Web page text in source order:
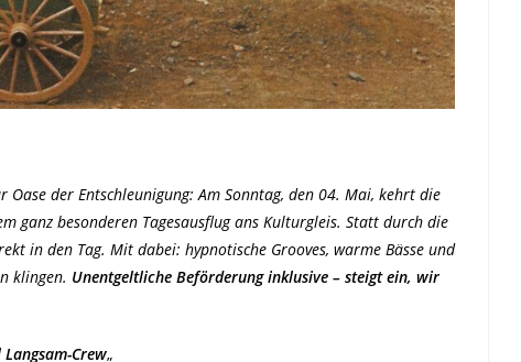
der Entschleunigung: Am Sonntag, den 04. Mai, kehrt die
ganz besonderen Tagesausflug ans Kulturgleis. Statt durch die
in den Tag. Mit dabei: hypnotische Grooves, warme Bässe und
klingen. Unentgeltliche Beförderung inklusive – steigt ein, wir
Crew„